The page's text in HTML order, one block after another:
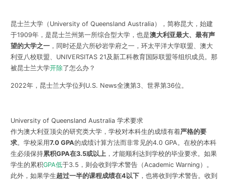
昆士兰大学（University of Queensland Australia），简称昆大，始建
于1909年，是昆士兰州第一所综合型大学，也是澳大利亚最大、最有声
望的大学之一，同时还是六所砂岩学府之一，环太平洋大学联盟、澳大
利亚八校联盟、UNIVERSITAS 21及新工科教育国际联盟等组织成员。那
被昆士兰大学开除了怎么办？
2022年，昆士兰大学位列U.S. News全澳第3、世界第36位。
University of Queensland Australia 学术要求
作为澳大利亚顶尖的研究类大学，学校对本科生的成绩有着严格的要
求。学校采用7.0 GPA的成绩计算方法而非常见的4.0 GPA。在校的本科
生必须保持累积GPA在3.5或以上 ，才能顺利达到学校的毕业要求。如果
学生的累积GPA低于3.5，则会收到学术警告（Academic Warning）。
此外，如果学生超过一半的课程成绩在4以下，也将收到学术警告。收到